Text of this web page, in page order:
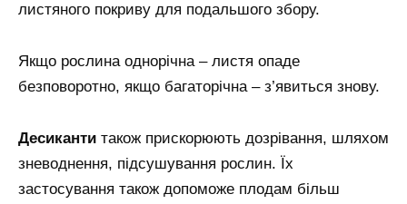
листяного покриву для подальшого збору.
Якщо рослина однорічна – листя опаде
безповоротно, якщо багаторічна – з’явиться знову.
Десиканти також прискорюють дозрівання, шляхом
зневоднення, підсушування рослин. Їх
застосування також допоможе плодам більш